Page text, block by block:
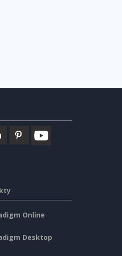
Online
Desktop